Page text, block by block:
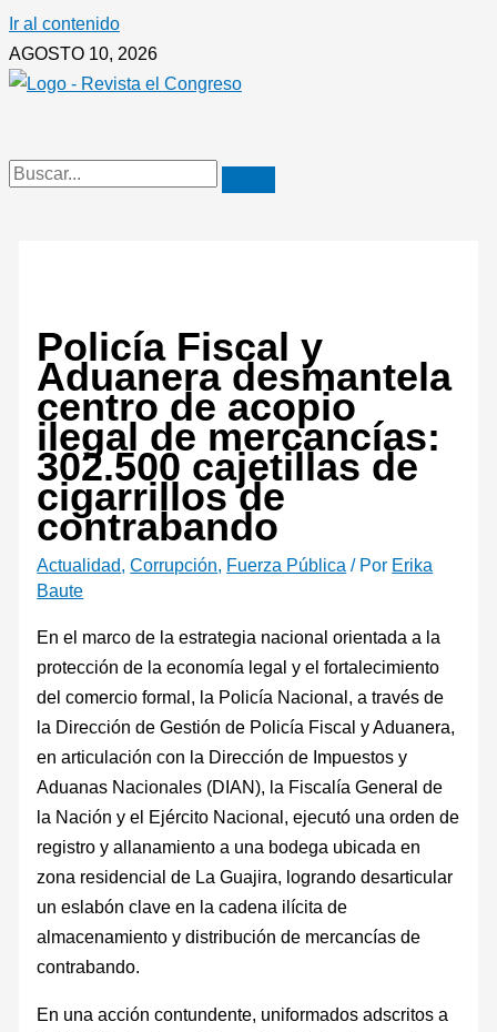
Ir al contenido
AGOSTO 10, 2026
Policía Fiscal y
Aduanera desmantela
centro de acopio
ilegal de mercancías:
302.500 cajetillas de
cigarrillos de
contrabando
Actualidad,Corrupción, Fuerza Pública / Por Erika
Baute
En el marco de la estrategia nacional orientada a la
protección de la economía legal y el fortalecimiento
del comercio formal, la Policía Nacional, a través de
la Dirección de Gestión de Policía Fiscal y Aduanera,
en articulación con la Dirección de Impuestos y
Aduanas Nacionales (DIAN), la Fiscalía General de
la Nación y el Ejército Nacional, ejecutó una orden de
registro y allanamiento a una bodega ubicada en
zona residencial de La Guajira, logrando desarticular
un eslabón clave en la cadena ilícita de
almacenamiento y distribución de mercancías de
contrabando.
En una acción contundente, uniformados adscritos a